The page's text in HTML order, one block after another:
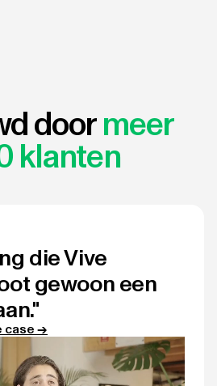
doormeer
klanten
die Vive
gewoon een
case →